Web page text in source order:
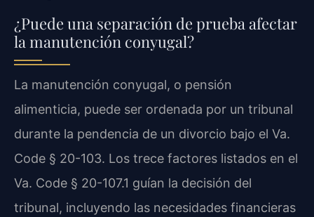
¿Puede una separación de prueba afectar
la manutención conyugal?
La manutención conyugal, o pensión
alimenticia, puede ser ordenada por un tribunal
durante la pendencia de un divorcio bajo el Va.
Code § 20-103. Los trece factores listados en el
Va. Code § 20-107.1 guían la decisión del
tribunal, incluyendo las necesidades financieras